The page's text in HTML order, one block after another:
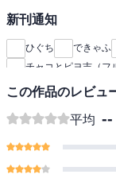
新刊通知
ひぐち できゃふ
チャコとピヨ吉（フ
この作品のレビュ
平均 --